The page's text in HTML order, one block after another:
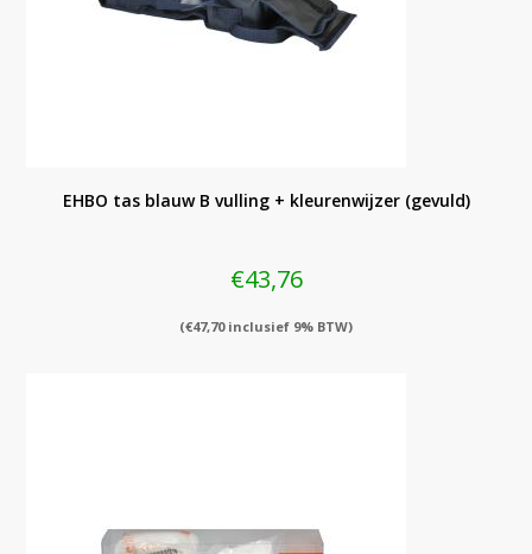
EHBO tas blauw B vulling + kleurenwijzer (gevuld)
€43,76
(€47,70inclusief 9% BTW)